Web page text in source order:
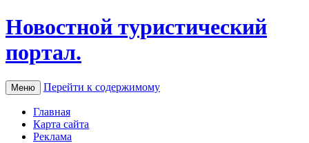
Новостной туристический
портал.
Меню Перейти к содержимому
Главная
Карта сайта
Реклама